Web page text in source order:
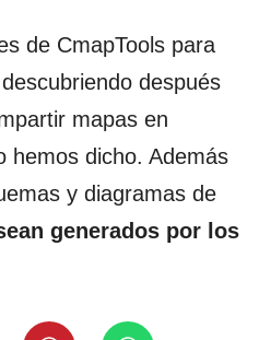
de CmapTools para
después
mapas en
hemos dicho. Además
y diagramas de
generados por los